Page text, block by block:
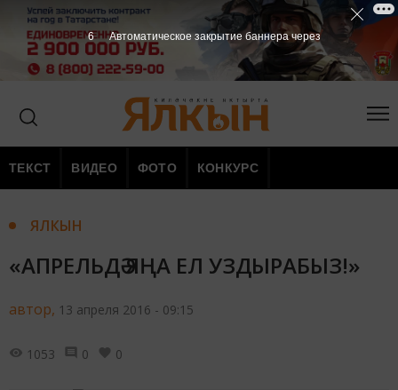
ТЕКСТ ВИДЕО ФОТО КОНКУРС
ЯЛКЫН
«АПРЕЛЬДӘ ЯҢА ЕЛ УЗДЫРАБЫЗ!»
автор, 13 апреля 2016 - 09:15
1053 0 0
5 Автоматическое закрытие баннера через